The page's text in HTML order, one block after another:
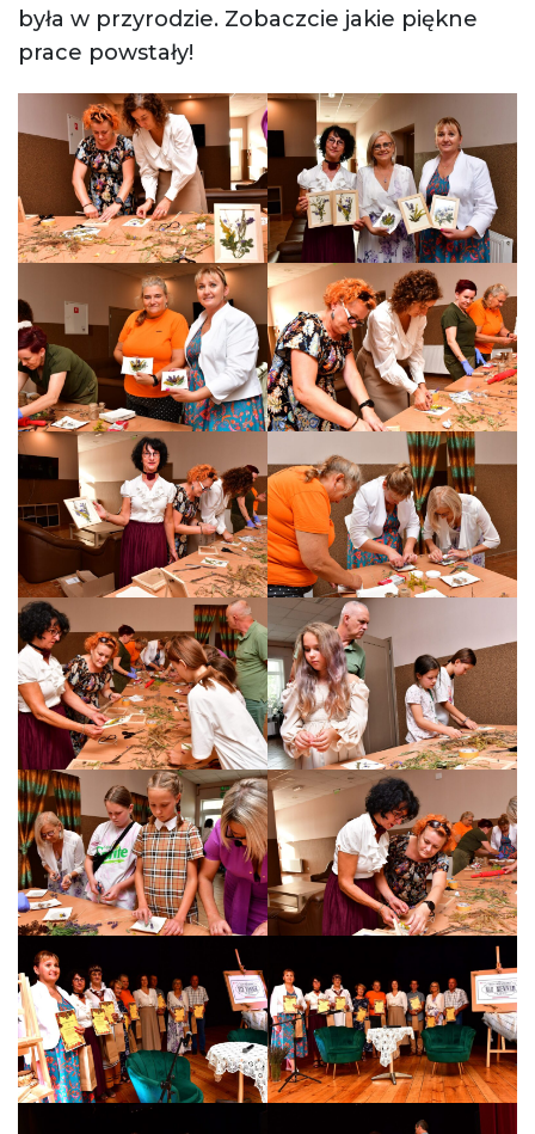
była w przyrodzie. Zobaczcie jakie piękne
prace powstały!